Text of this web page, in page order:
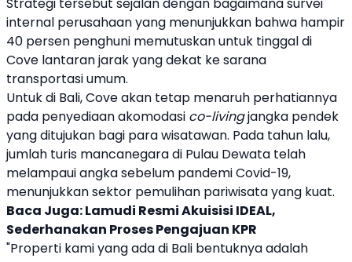
internal perusahaan yang menunjukkan bahwa hampir
40 persen penghuni memutuskan untuk tinggal di
Cove lantaran jarak yang dekat ke sarana
transportasi umum.
Untuk di Bali,Coveakan tetap menaruh perhatiannya
pada penyediaan akomodasi co-livingjangka pendek
yang ditujukan bagi para wisatawan. Pada tahun lalu,
jumlah turis mancanegara di Pulau Dewata telah
melampaui angka sebelum pandemi Covid-19,
menunjukkan sektor pemulihan pariwisata yang kuat.
Baca Juga:Lamudi Resmi Akuisisi IDEAL,
Sederhanakan Proses Pengajuan KPR
"Properti kami yang ada di Bali bentuknya adalah